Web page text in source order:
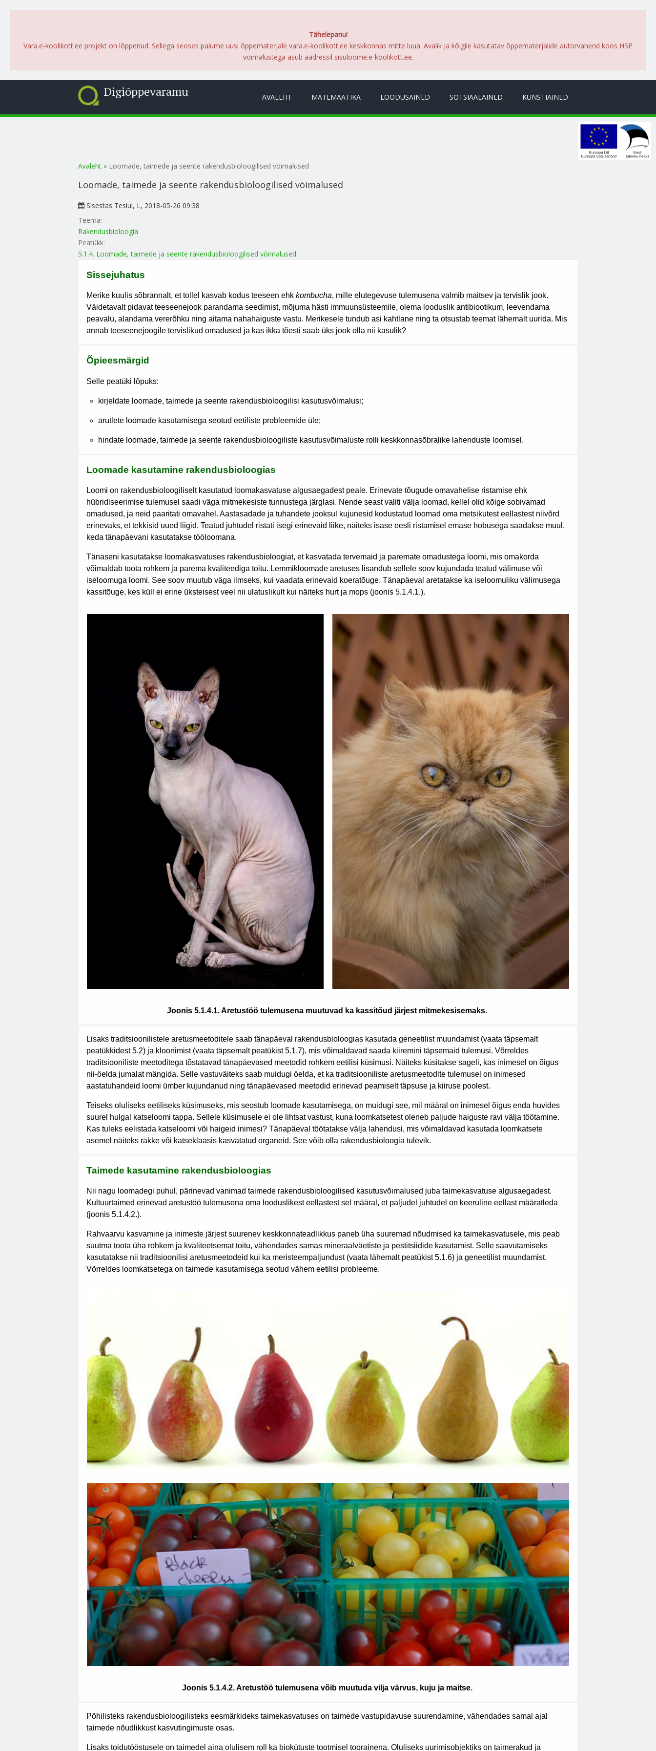
Tähelepanu!
Vara.e-koolikott.ee projekt on lõppenud. Sellega seoses palume uusi õppematerjale vara.e-koolikott.ee keskkonnas mitte luua. Avalik ja kõigile kasutatav õppematerjalide autorvahend koos H5P
võimalustega asub aadressil sisuloome.e-koolikott.ee.
Digiõppevaramu AVALEHT MATEMAATIKA LOODUSAINED SOTSIAALAINED KUNSTIAINED
Sa oled siin
Avaleht » Loomade, taimede ja seente rakendusbioloogilised võimalused
Loomade, taimede ja seente rakendusbioloogilised võimalused
Sisestas Tesiul, L, 2018-05-26 09:38
Teema:
Rakendusbioloogia
Peatükk:
5.1.4. Loomade, taimede ja seente rakendusbioloogilised võimalused